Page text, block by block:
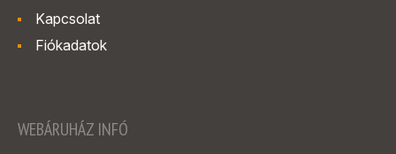
Kapcsolat
Fiókadatok
WEBÁRUHÁZ INFÓ